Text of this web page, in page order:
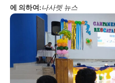
에 의하여:나사렛 뉴스